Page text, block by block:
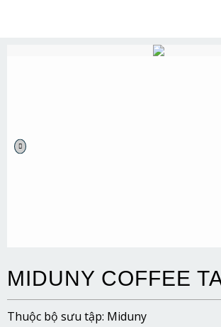
MIDUNY COFFEE
Thuộc bộ sưu tập: Miduny